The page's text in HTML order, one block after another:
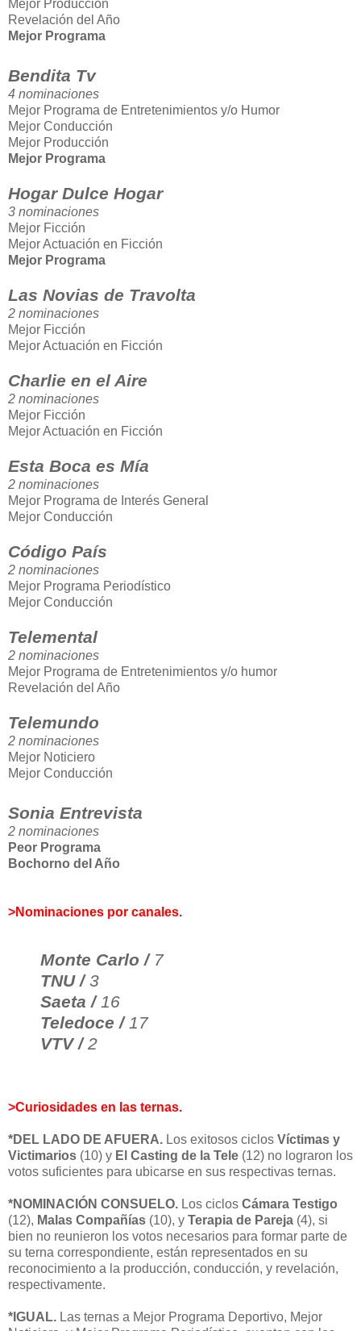
Mejor Producción
Revelación del Año
Mejor Programa
Bendita Tv
4 nominaciones
Mejor Programa de Entretenimientos y/o Humor
Mejor Conducción
Mejor Producción
Mejor Programa
Hogar Dulce Hogar
3 nominaciones
Mejor Ficción
Mejor Actuación en Ficción
Mejor Programa
Las Novias de Travolta
2 nominaciones
Mejor Ficción
Mejor Actuación en Ficción
Charlie en el Aire
2 nominaciones
Mejor Ficción
Mejor Actuación en Ficción
Esta Boca es Mía
2 nominaciones
Mejor Programa de Interés General
Mejor Conducción
Código País
2 nominaciones
Mejor Programa Periodístico
Mejor Conducción
Telemental
2 nominaciones
Mejor Programa de Entretenimientos y/o humor
Revelación del Año
Telemundo
2 nominaciones
Mejor Noticiero
Mejor Conducción
Sonia Entrevista
2 nominaciones
Peor Programa
Bochorno del Año
>Nominaciones por canales.
Monte Carlo / 7
TNU /3
Saeta / 16
Teledoce / 17
VTV /2
>Curiosidades en las ternas.
*DEL LADO DE AFUERA. Los exitosos ciclos Víctimas y
Victimarios (10) y El Casting de la Tele (12) no lograron los
votos suficientes para ubicarse en sus respectivas ternas.
*NOMINACIÓN CONSUELO. Los ciclos Cámara Testigo
(12), Malas Compañías (10), y Terapia de Pareja (4), si
bien no reunieron los votos necesarios para formar parte de
su terna correspondiente, están representados en su
reconocimiento a la producción, conducción, y revelación,
respectivamente.
*IGUAL. Las ternas a Mejor Programa Deportivo, Mejor